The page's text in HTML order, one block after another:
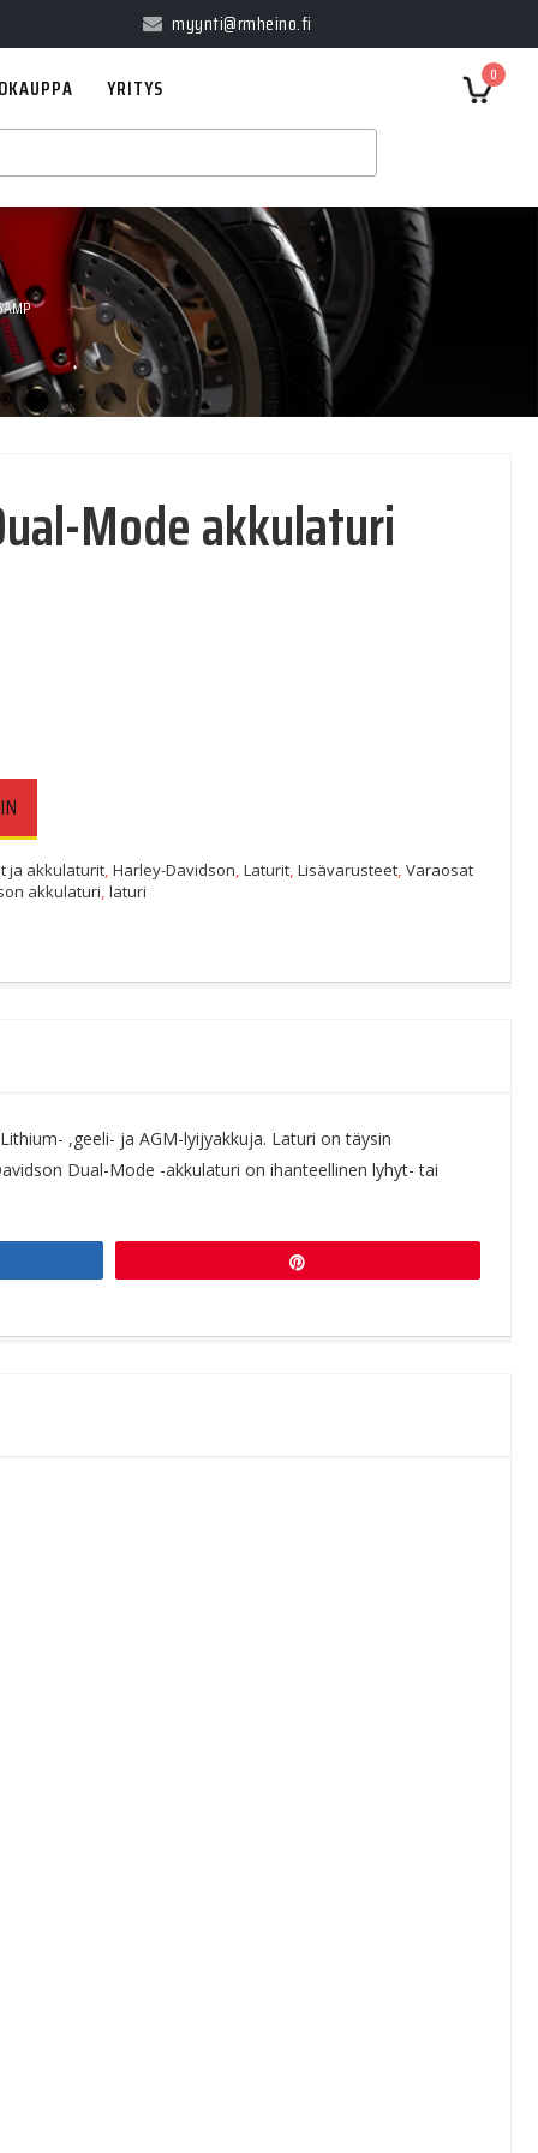
myynti@rmheino.fi
0
YRITYS
Mode akkulaturi
ja akkulaturit ,Harley-Davidson ,Laturit ,Lisävarusteet ,Varaosat
akkulaturi ,laturi
,geeli- ja AGM-lyijyakkuja. Laturi on täysin
Dual-Mode -akkulaturi on ihanteellinen lyhyt- tai